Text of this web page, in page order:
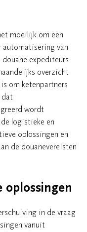
moeilijk om een
automatisering van
expediteurs
overzicht
om ketenpartners
wordt
logistieke en
oplossingen en
de douanevereisten
oplossingen
in de vraag
vanuit